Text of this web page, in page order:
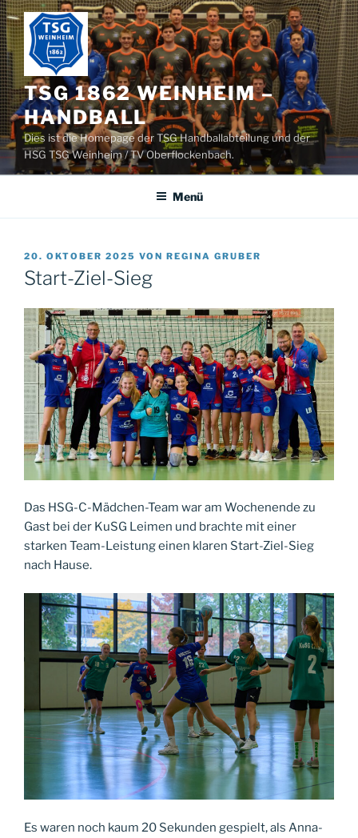
Zum
Inhalt
springen
TSG 1862 WEINHEIM –
HANDBALL
Dies ist die Homepage der TSG Handballabteilung und der
HSG TSG Weinheim / TV Oberflockenbach.
Menü
VERÖFFENTLICHT
AM
20. OKTOBER 2025 VON REGINA GRUBER
Start-Ziel-Sieg
Das HSG-C-Mädchen-Team war am Wochenende zu
Gast bei der KuSG Leimen und brachte mit einer
starken Team-Leistung einen klaren Start-Ziel-Sieg
nach Hause.
Es waren noch kaum 20 Sekunden gespielt, als Anna-